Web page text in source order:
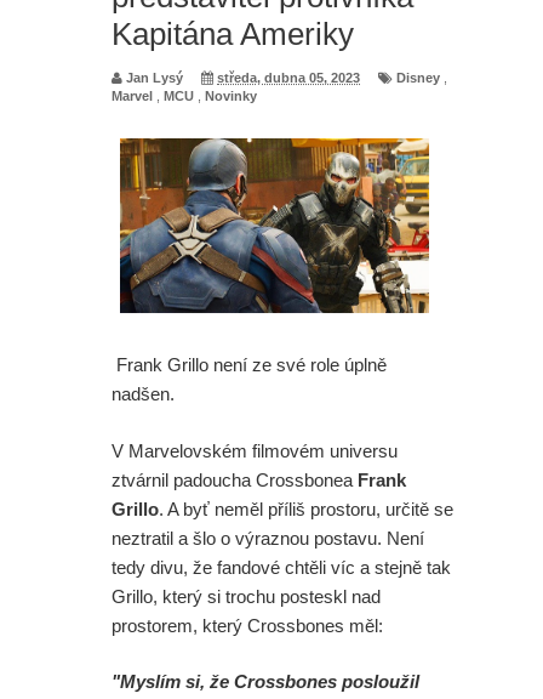
Kapitána Ameriky
Jan Lysý středa, dubna 05, 2023 Disney
Marvel
MCU Novinky
Frank Grillo není ze své role úplně
nadšen.
V Marvelovském filmovém universu
ztvárnil padoucha Crossbonea Frank
Grillo. A byť neměl příliš prostoru, určitě se
neztratil a šlo o výraznou postavu. Není
tedy divu, že fandové chtěli víc a stejně tak
Grillo, který si trochu posteskl nad
prostorem, který Crossbones měl:
"Myslím si, že Crossbones posloužil